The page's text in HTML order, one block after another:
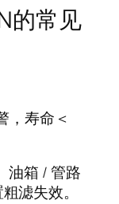
的常见
，寿命＜
油箱 / 管路
滤失效。